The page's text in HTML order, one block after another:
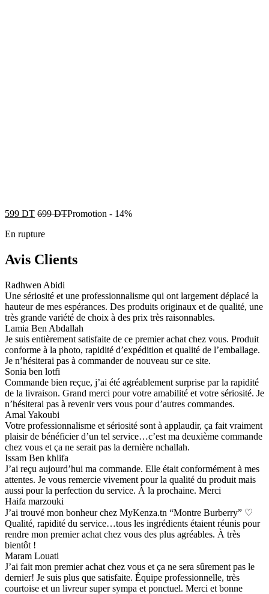
599 DT 699DTPromotion - 14%
En rupture
Avis Clients
Radhwen Abidi
Une sériosité et une professionnalisme qui ont largement déplacé la
hauteur de mes espérances. Des produits originaux et de qualité, une
très grande variété de choix à des prix très raisonnables.
Lamia Ben Abdallah
Je suis entièrement satisfaite de ce premier achat chez vous. Produit
conforme à la photo, rapidité d’expédition et qualité de l’emballage.
Je n’hésiterai pas à commander de nouveau sur ce site.
Sonia ben lotfi
Commande bien reçue, j’ai été agréablement surprise par la rapidité
de la livraison. Grand merci pour votre amabilité et votre sériosité. Je
n’hésiterai pas à revenir vers vous pour d’autres commandes.
Amal Yakoubi
Votre professionnalisme et sériosité sont à applaudir, ça fait vraiment
plaisir de bénéficier d’un tel service…c’est ma deuxième commande
chez vous et ça ne serait pas la dernière nchallah.
Issam Ben khlifa
J’ai reçu aujourd’hui ma commande. Elle était conformément à mes
attentes. Je vous remercie vivement pour la qualité du produit mais
aussi pour la perfection du service. À la prochaine. Merci
Haifa marzouki
J’ai trouvé mon bonheur chez MyKenza.tn “Montre Burberry” ♡
Qualité, rapidité du service…tous les ingrédients étaient réunis pour
rendre mon premier achat chez vous des plus agréables. À très
bientôt !
Maram Louati
J’ai fait mon premier achat chez vous et ça ne sera sûrement pas le
dernier! Je suis plus que satisfaite. Équipe professionnelle, très
courtoise et un livreur super sympa et ponctuel. Merci et bonne